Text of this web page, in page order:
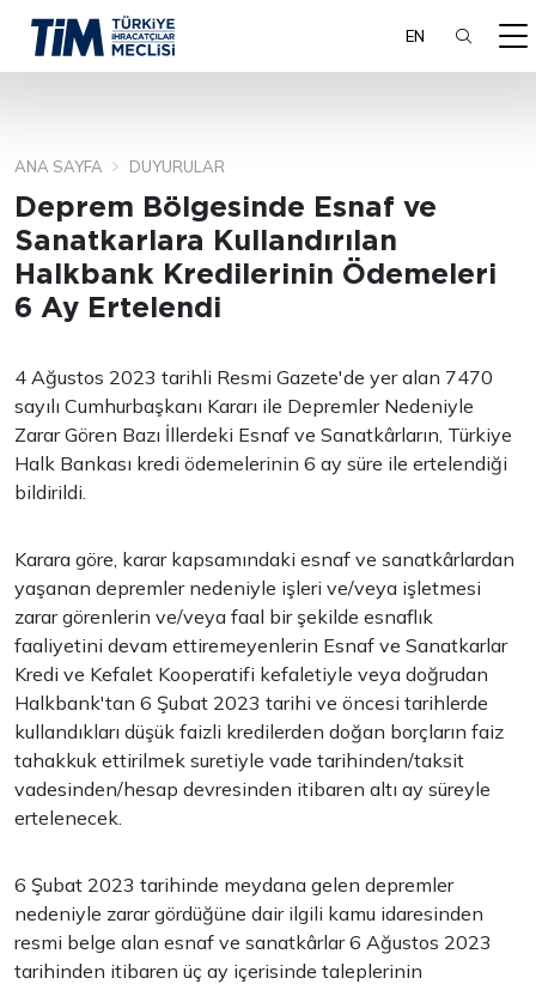
EN
ANA SAYFA DUYURULAR
Deprem Bölgesinde Esnaf ve
Sanatkarlara Kullandırılan
Halkbank Kredilerinin Ödemeleri
6 Ay Ertelendi
4 Ağustos 2023 tarihli Resmi Gazete'de yer alan 7470
sayılı Cumhurbaşkanı Kararı ile Depremler Nedeniyle
Zarar Gören Bazı İllerdeki Esnaf ve Sanatkârların, Türkiye
Halk Bankası kredi ödemelerinin 6 ay süre ile ertelendiği
bildirildi.
Karara göre, karar kapsamındaki esnaf ve sanatkârlardan
yaşanan depremler nedeniyle işleri ve/veya işletmesi
zarar görenlerin ve/veya faal bir şekilde esnaflık
faaliyetini devam ettiremeyenlerin Esnaf ve Sanatkarlar
Kredi ve Kefalet Kooperatifi kefaletiyle veya doğrudan
Halkbank'tan 6 Şubat 2023 tarihi ve öncesi tarihlerde
kullandıkları düşük faizli kredilerden doğan borçların faiz
tahakkuk ettirilmek suretiyle vade tarihinden/taksit
vadesinden/hesap devresinden itibaren altı ay süreyle
ertelenecek.
6 Şubat 2023 tarihinde meydana gelen depremler
nedeniyle zarar gördüğüne dair ilgili kamu idaresinden
resmi belge alan esnaf ve sanatkârlar 6 Ağustos 2023
tarihinden itibaren üç ay içerisinde taleplerinin